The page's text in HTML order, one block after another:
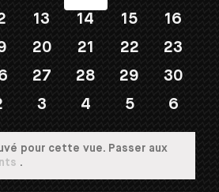
13 14 15
16
20 21 22
23
27 28 29
30
3 4 5 6
pour cette vue. Passer aux
.